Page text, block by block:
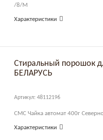
/8/М
Характеристики
Стиральный порошок
БЕЛАРУСЬ
Артикул: 48112196
СМС Чайка автомат 400г
Характеристики